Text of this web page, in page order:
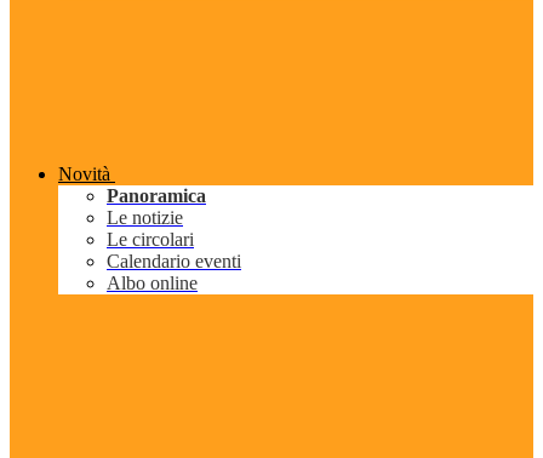
Novità
Panoramica
Le notizie
Le circolari
Calendario eventi
Albo online